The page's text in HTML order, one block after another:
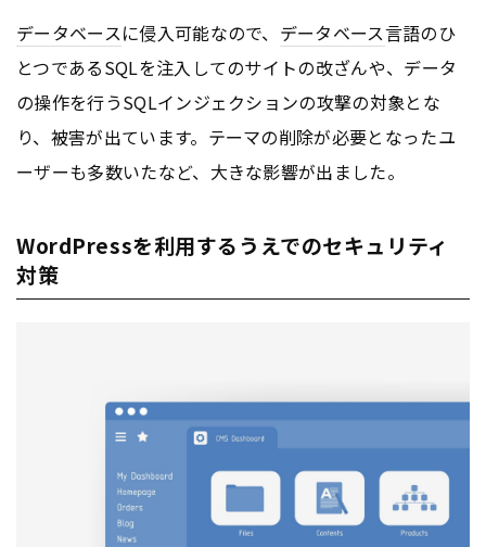
データベースに侵入可能なので、 データベース言語のひ
とつであるSQLを注入してのサイトの改ざんや、データ
の操作を行うSQLインジェクションの攻撃の対象とな
り、被害が出ています。テーマの削除が必要となったユ
ーザーも多数いたなど、大きな影響が出ました。
WordPressを利用するうえでのセキュリティ
対策